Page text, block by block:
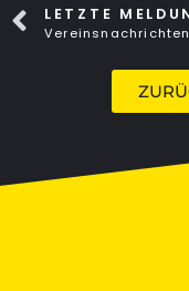
LETZTE
Vereinsnachrichten